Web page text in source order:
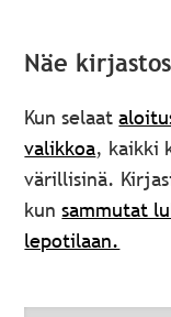
Näe
Kun selaat
valikkoa, kaikki
värillisinä.
kunsammutat
lepotilaan.